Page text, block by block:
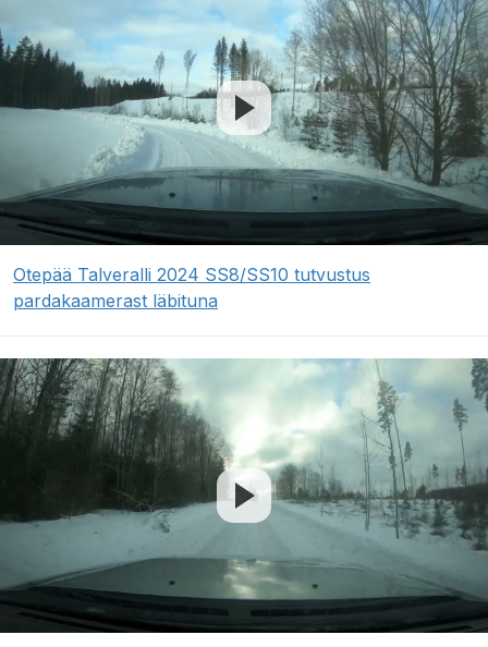
Otepää Talveralli 2024 SS8/SS10 tutvustus
pardakaamerast läbituna